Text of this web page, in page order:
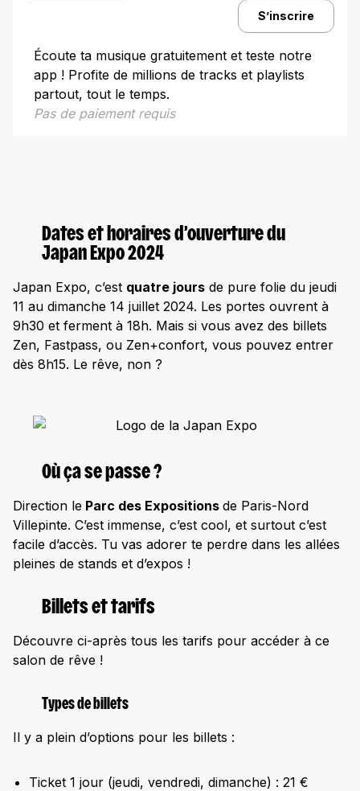
Expositions et ateliers
Compétitions de cosplay
Concerts et spectacles
Des zones et des scènes à ne pas rater !
Comment participer aux séances de dédicaces ?
Tu veux exposer ?
Offres spéciales et nouveautés
Pourquoi venir à Japan Expo 2024 ?
S’inscrire
Écoute ta musique gratuitement et teste notre
app ! Profite de millions de tracks et playlists
partout, tout le temps.
Pas de paiement requis
Dates et horaires d’ouverture du
Japan Expo 2024
Japan Expo, c’est quatre jours de pure folie du jeudi
11 au dimanche 14 juillet 2024. Les portes ouvrent à
9h30 et ferment à 18h. Mais si vous avez des billets
Zen, Fastpass, ou Zen+confort, vous pouvez entrer
dès 8h15. Le rêve, non ?
Où ça se passe ?
Direction le Parc des Expositions de Paris-Nord
Villepinte. C’est immense, c’est cool, et surtout c’est
facile d’accès. Tu vas adorer te perdre dans les allées
pleines de stands et d’expos !
Billets et tarifs
Découvre ci-après tous les tarifs pour accéder à ce
salon de rêve !
Types de billets
Il y a plein d’options pour les billets :
Ticket 1 jour (jeudi, vendredi, dimanche) : 21 €